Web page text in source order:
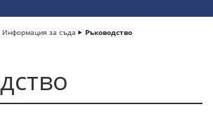
Информация за съда Ръководство